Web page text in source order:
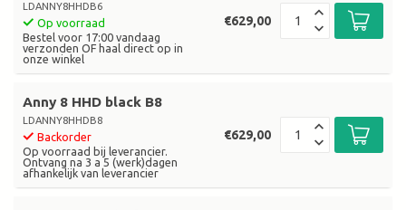
LDANNY8HHDB6
Op voorraad
Bestel voor 17:00 vandaag
verzonden OF haal direct op in
onze winkel
€629,00
Anny 8 HHD black B8
LDANNY8HHDB8
Backorder
Op voorraad bij leverancier.
Ontvang na 3 a 5 (werk)dagen
afhankelijk van leverancier
€629,00